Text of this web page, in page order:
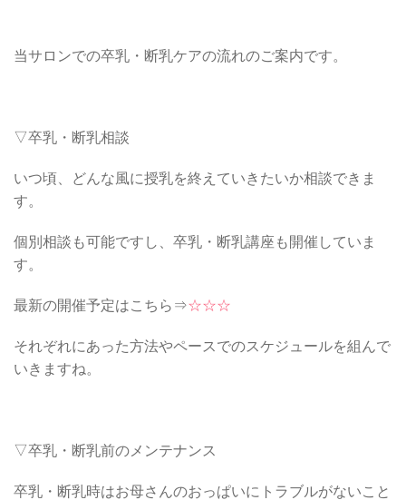
当サロンでの卒乳・断乳ケアの流れのご案内です。
▽卒乳・断乳相談
いつ頃、どんな風に授乳を終えていきたいか相談できま
す。
個別相談も可能ですし、卒乳・断乳講座も開催していま
す。
最新の開催予定はこちら⇒☆☆☆
それぞれにあった方法やペースでのスケジュールを組んで
いきますね。
▽卒乳・断乳前のメンテナンス
卒乳・断乳時はお母さんのおっぱいにトラブルがないこと